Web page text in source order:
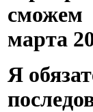
сможем
марта
Я